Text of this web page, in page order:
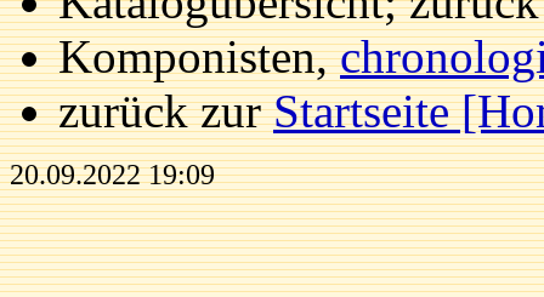
Komponisten,
zurück zurStartseite
20.09.2022 19:09